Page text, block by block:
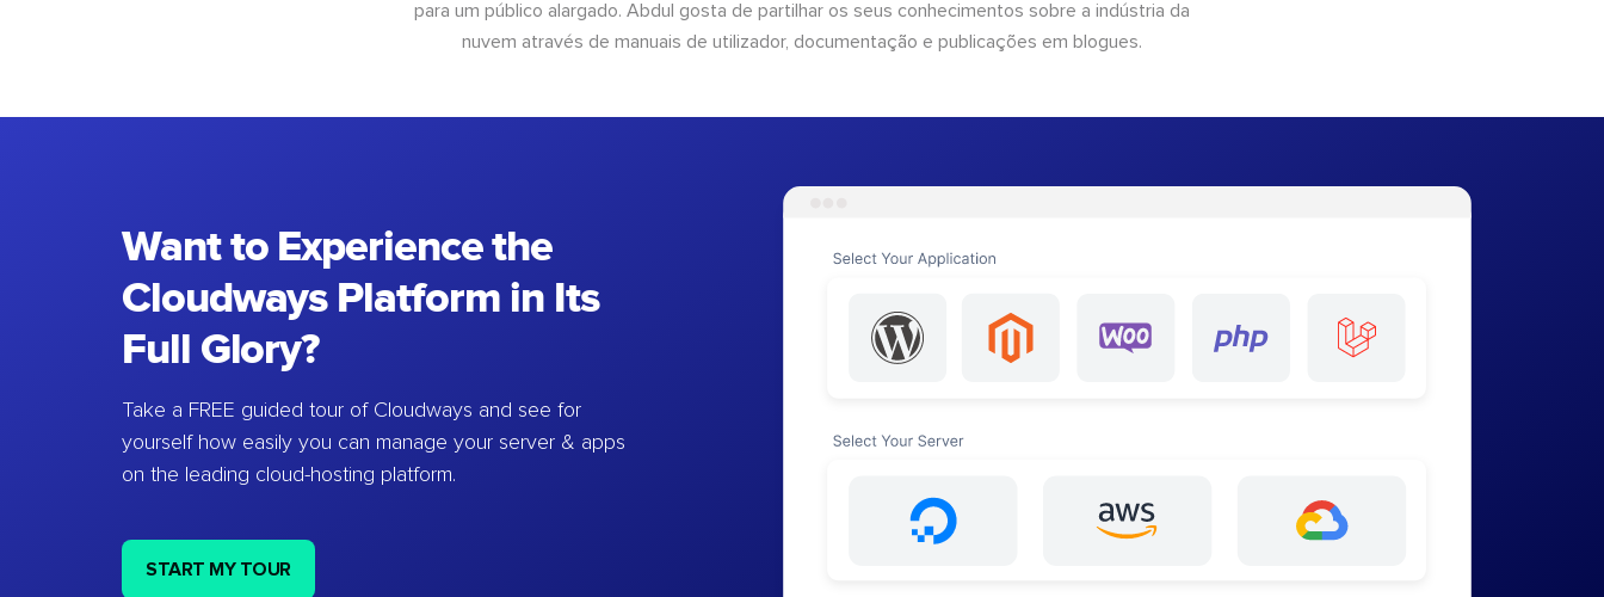
para um público alargado. Abdul gosta de partilhar os seus conhecimentos sobre a indústria da
nuvem através de manuais de utilizador, documentação e publicações em blogues.
Want to Experience the
Cloudways Platform in Its
Full Glory?
Take a FREE guided tour of Cloudways and see for
yourself how easily you can manage your server & apps
on the leading cloud-hosting platform.
START MY TOUR